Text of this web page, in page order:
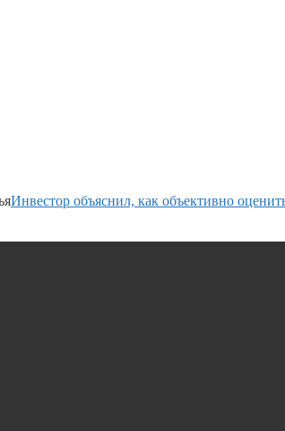
Инвестор объяснил, как объективно